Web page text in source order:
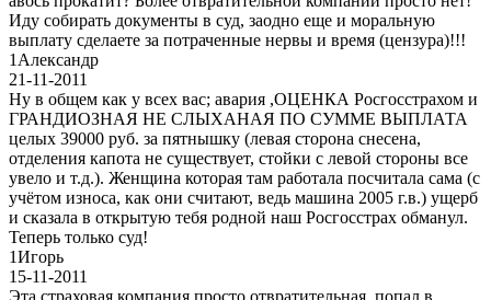
Иду собирать документы в суд, заодно еще и моральную
выплату сделаете за потраченные нервы и время (цензура)!!!
1 Александр
21-11-2011
Ну в общем как у всех вас; авария ,ОЦЕНКА Росгосстрахом и
ГРАНДИОЗНАЯ НЕ СЛЫХАНАЯ ПО СУММЕ ВЫПЛАТА
целых 39000 руб. за пятнышку (левая сторона снесена,
отделения капота не существует, стойки с левой стороны все
увело и т.д.). Женщина которая там работала посчитала сама (с
учётом износа, как они считают, ведь машина 2005 г.в.) ущерб
и сказала в открытую тебя родной наш Росгосстрах обманул.
Теперь только суд!
1Игорь
15-11-2011
Эта страховая компания просто отвратительная, попал в